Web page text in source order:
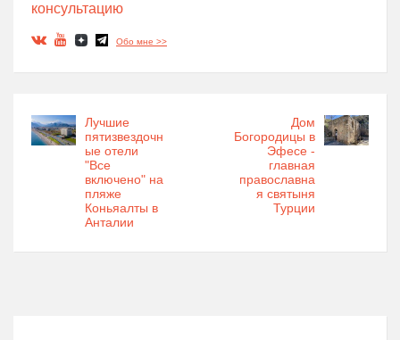
консультацию
Обо мне >>
Лучшие
пятизвездочн
ые отели
"Все
включено" на
пляже
Коньяалты в
Анталии
Дом
Богородицы в
Эфесе -
главная
православна
я святыня
Турции